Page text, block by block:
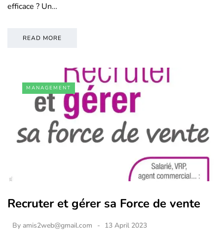
efficace ? Un…
READ MORE
MANAGEMENT
Recruter et gérer sa Force de vente
By amis2web@gmail.com 13 April 2023